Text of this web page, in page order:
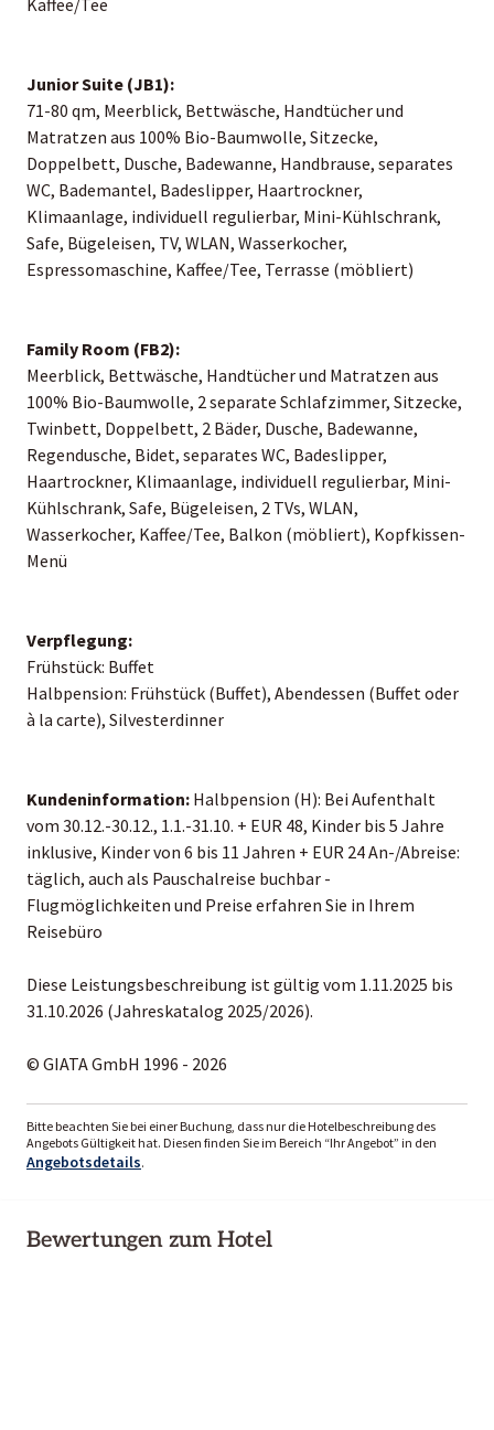
Junior Suite (JB1):
71-80 qm, Meerblick, Bettwäsche, Handtücher und
Matratzen aus 100% Bio-Baumwolle, Sitzecke,
Doppelbett, Dusche, Badewanne, Handbrause, separates
WC, Bademantel, Badeslipper, Haartrockner,
Klimaanlage, individuell regulierbar, Mini-Kühlschrank,
Safe, Bügeleisen, TV, WLAN, Wasserkocher,
Espressomaschine, Kaffee/Tee, Terrasse (möbliert)
Family Room (FB2):
Meerblick, Bettwäsche, Handtücher und Matratzen aus
100% Bio-Baumwolle, 2 separate Schlafzimmer, Sitzecke,
Twinbett, Doppelbett, 2 Bäder, Dusche, Badewanne,
Regendusche, Bidet, separates WC, Badeslipper,
Haartrockner, Klimaanlage, individuell regulierbar, Mini-
Kühlschrank, Safe, Bügeleisen, 2 TVs, WLAN,
Wasserkocher, Kaffee/Tee, Balkon (möbliert), Kopfkissen-
Menü
Verpflegung:
Frühstück: Buffet
Halbpension: Frühstück (Buffet), Abendessen (Buffet oder
à la carte), Silvesterdinner
Kundeninformation: Halbpension (H): Bei Aufenthalt
vom 30.12.-30.12., 1.1.-31.10. + EUR 48, Kinder bis 5 Jahre
inklusive, Kinder von 6 bis 11 Jahren + EUR 24 An-/Abreise:
täglich, auch als Pauschalreise buchbar -
Flugmöglichkeiten und Preise erfahren Sie in Ihrem
Reisebüro
Diese Leistungsbeschreibung ist gültig vom 1.11.2025 bis
31.10.2026 (Jahreskatalog 2025/2026).
© GIATA GmbH 1996 - 2026
Bitte beachten Sie bei einer Buchung, dass nur die Hotelbeschreibung des
Angebots Gültigkeit hat. Diesen finden Sie im Bereich “Ihr Angebot” in den
Angebotsdetails.
Bewertungen zum Hotel